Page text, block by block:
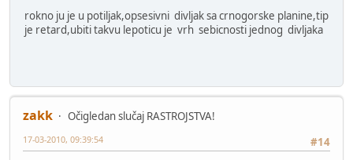
rokno ju je u potiljak,opsesivni divljak sa crnogorske planine,tip
je retard,ubiti takvu lepoticu je vrh sebicnosti jednog divljaka
zakk
Očigledan slučaj RASTROJSTVA!
#14
17-03-2010, 09:39:54